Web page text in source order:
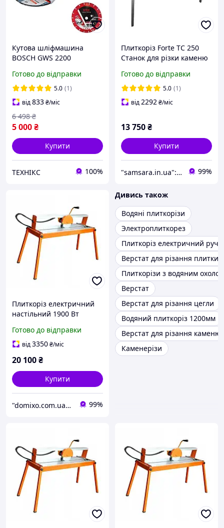
Кутова шліфмашина
BOSCH GWS 2200
ПОДАРУНОК Круг
алмазний по металу
KONA FLEX 125 мм
Готово до відправки
5.0 (1)
від833₴/міс
5 000₴
6 498 ₴
Купити
ТЕХНІКС 100%
Плиткоріз Forte TC 250
Станок для різки каменю
Готово до відправки
5.0 (1)
від2292₴/міс
13 750₴
Купити
"samsara.in.ua": Інтернет-магазин інструментів, садової та побутової техніки 99%
Плиткоріз електричний
настільний 1900 Вт
водяним охолодженням
для плитки та
Готово до відправки
від3350₴/міс
20 100₴
Купити
"domixo.com.ua" - інтернет-магазин 99%
Дивись також
Водяні плиткорізи
Электроплиткорез
Плиткоріз електричний
Верстат для різання плитки
Плиткорізи з водяним
Верстат
Верстат для різання цегли
Водяний плиткоріз 1200мм
Верстат для різання каменю
Каменерізи